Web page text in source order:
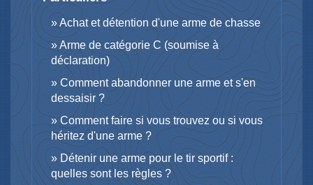
Achat et détention d'une arme de chasse
Arme de catégorie C (soumise à
déclaration)
Comment abandonner une arme et s'en
dessaisir ?
Comment faire si vous trouvez ou si vous
héritez d'une arme ?
Détenir une arme pour le tir sportif :
quelles sont les règles ?